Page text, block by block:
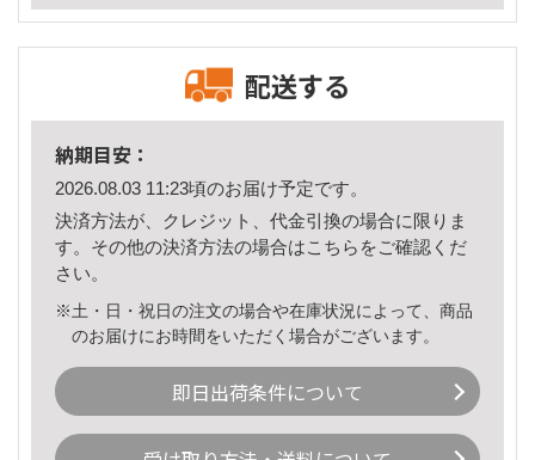
配送する
納期目安：
2026.08.03 11:23頃のお届け予定です。
決済方法が、クレジット、代金引換の場合に限りま
す。その他の決済方法の場合はこちら をご確認くだ
さい。
※土・日・祝日の注文の場合や在庫状況によって、商品
のお届けにお時間をいただく場合がございます。
即日出荷条件について